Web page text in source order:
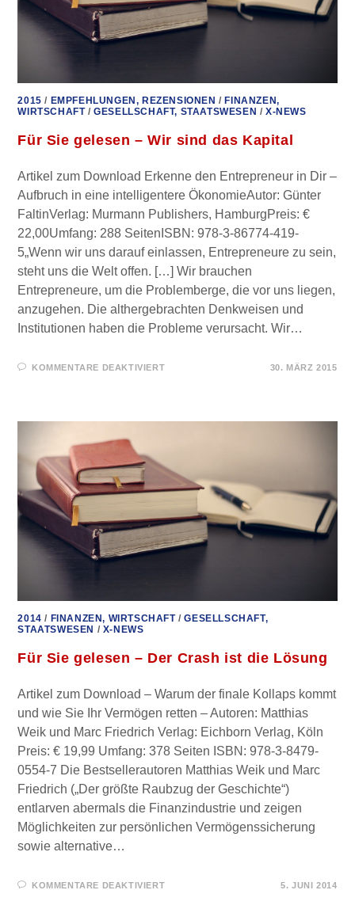
2015 / EMPFEHLUNGEN, REZENSIONEN / FINANZEN,
WIRTSCHAFT/GESELLSCHAFT, STAATSWESEN /X-NEWS
Für Sie gelesen – Wir sind das Kapital
Artikel zum Download Erkenne den Entrepreneur in Dir –
Aufbruch in eine intelligentere ÖkonomieAutor: Günter
FaltinVerlag: Murmann Publishers, HamburgPreis: €
22,00Umfang: 288 SeitenISBN: 978-3-86774-419-
5„Wenn wir uns darauf einlassen, Entrepreneure zu sein,
steht uns die Welt offen. […] Wir brauchen
Entrepreneure, um die Problemberge, die vor uns liegen,
anzugehen. Die althergebrachten Denkweisen und
Institutionen haben die Probleme verursacht. Wir…
KOMMENTARE DEAKTIVIERTFÜR
30. MÄRZ 2015
2014 / FINANZEN, WIRTSCHAFT/GESELLSCHAFT,
STAATSWESEN / X-NEWS
Für Sie gelesen – Der Crash ist die Lösung
Artikel zum Download – Warum der finale Kollaps kommt
und wie Sie Ihr Vermögen retten – Autoren: Matthias
Weik und Marc Friedrich Verlag: Eichborn Verlag, Köln
Preis: € 19,99 Umfang: 378 Seiten ISBN: 978-3-8479-
0554-7 Die Bestsellerautoren Matthias Weik und Marc
Friedrich („Der größte Raubzug der Geschichte“)
entlarven abermals die Finanzindustrie und zeigen
Möglichkeiten zur persönlichen Vermögenssicherung
sowie alternative…
KOMMENTARE DEAKTIVIERTFÜR
5. JUNI 2014